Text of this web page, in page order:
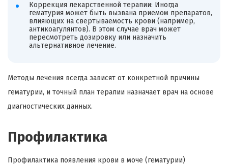
Коррекция лекарственной терапии: Иногда
гематурия может быть вызвана приемом препаратов,
влияющих на свертываемость крови (например,
антикоагулянтов). В этом случае врач может
пересмотреть дозировку или назначить
альтернативное лечение.
Методы лечения всегда зависят от конкретной причины
гематурии, и точный план терапии назначает врач на основе
диагностических данных.
Профилактика
Профилактика появления крови в моче (гематурии)